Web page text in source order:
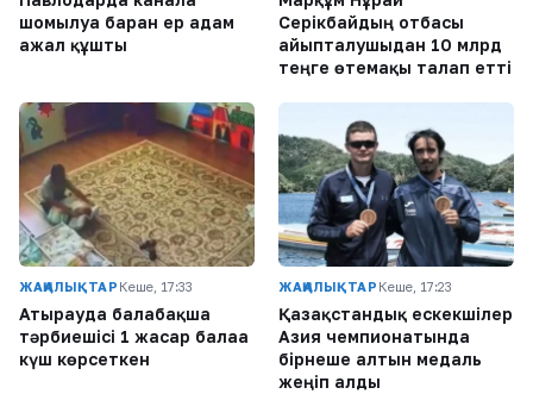
шомылуға барған ер адам
ажал құшты
Серікбайдың отбасы
айыпталушыдан 10 млрд
теңге өтемақы талап етті
ЖАҢАЛЫҚТАР Кеше, 17:33
Атырауда балабақша
тәрбиешісі 1 жасар балаға
күш көрсеткен
ЖАҢАЛЫҚТАР Кеше, 17:23
Қазақстандық ескекшілер
Азия чемпионатында
бірнеше алтын медаль
жеңіп алды